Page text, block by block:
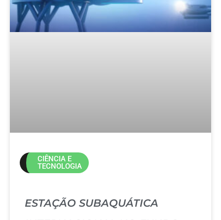
CIÊNCIA E
TECNOLOGIA
ESTAÇÃO SUBAQUÁTICA